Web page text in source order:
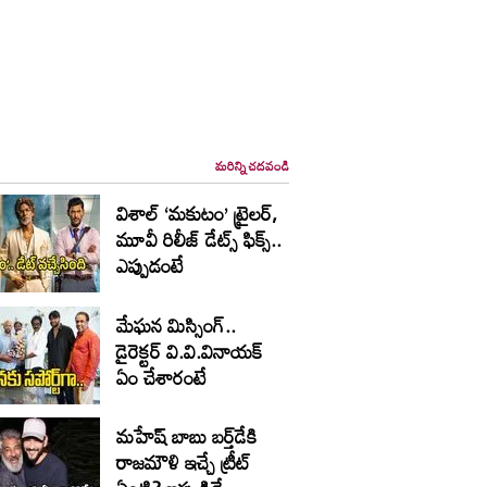
మరిన్ని చదవండి
విశాల్ ‘మకుటం’ ట్రైలర్,
మూవీ రిలీజ్ డేట్స్ ఫిక్స్..
ఎప్పుడంటే
మేఘన మిస్సింగ్..
డైరెక్టర్ వి.వి.వినాయక్
ఏం చేశారంటే
మహేష్ బాబు బర్త్‌డే‌కి
రాజమౌళి ఇచ్చే ట్రీట్